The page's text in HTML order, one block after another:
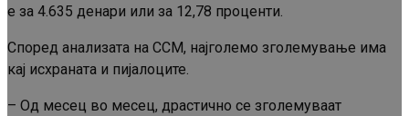
е за 4.635 денари или за 12,78 проценти.
Според анализата на ССМ, најголемо зголемување има
кај исхраната и пијалоците.
– Од месец во месец, драстично се зголемуваат